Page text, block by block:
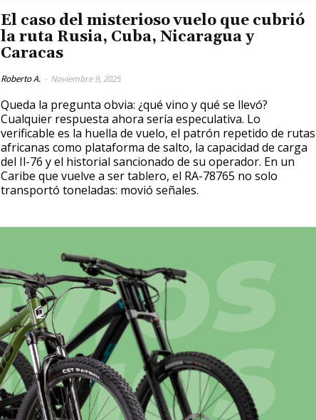
El caso del misterioso vuelo que cubrió
la ruta Rusia, Cuba, Nicaragua y
Caracas
Roberto A. - Noviembre 9, 2025
Queda la pregunta obvia: ¿qué vino y qué se llevó?
Cualquier respuesta ahora sería especulativa. Lo
verificable es la huella de vuelo, el patrón repetido de rutas
africanas como plataforma de salto, la capacidad de carga
del Il-76 y el historial sancionado de su operador. En un
Caribe que vuelve a ser tablero, el RA-78765 no solo
transportó toneladas: movió señales.